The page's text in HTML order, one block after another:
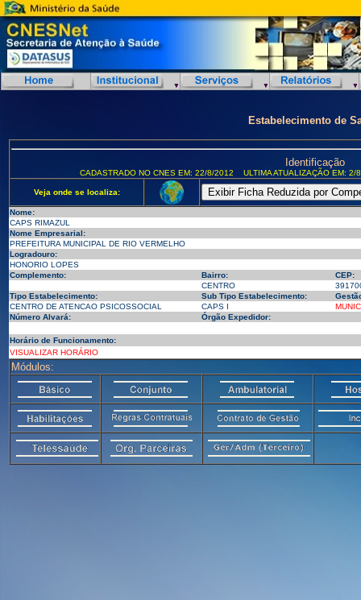
Estabelecimento de
Identificação
CADASTRADO NO CNES EM: 22/8/2012 ULTIMA ATUALIZAÇÃO EM:
Veja onde se localiza:
Nome:
CAPS RIMAZUL
Nome Empresarial:
PREFEITURA MUNICIPAL DE RIO VERMELHO
Logradouro:
HONORIO LOPES
Complemento:
Bairro:
CEP:
CENTRO
Tipo Estabelecimento:
Sub Tipo Estabelecimento:
CENTRO DE ATENCAO PSICOSSOCIAL
CAPS I
Número Alvará:
Órgão Expedidor:
Horário de Funcionamento:
VISUALIZAR HORÁRIO
Módulos: